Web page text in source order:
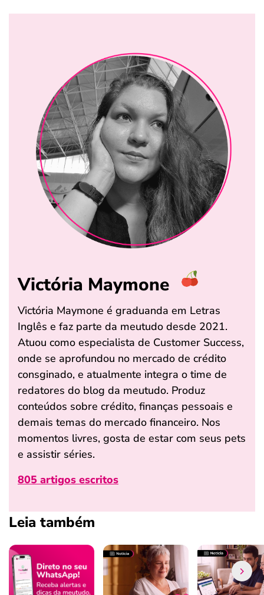
Victória Maymone
Victória Maymone é graduanda em Letras
Inglês e faz parte da meutudo desde 2021.
Atuou como especialista de Customer Success,
onde se aprofundou no mercado de crédito
consginado, e atualmente integra o time de
redatores do blog da meutudo. Produz
conteúdos sobre crédito, finanças pessoais e
demais temas do mercado financeiro. Nos
momentos livres, gosta de estar com seus pets
e assistir séries.
805 artigos escritos
Leia também